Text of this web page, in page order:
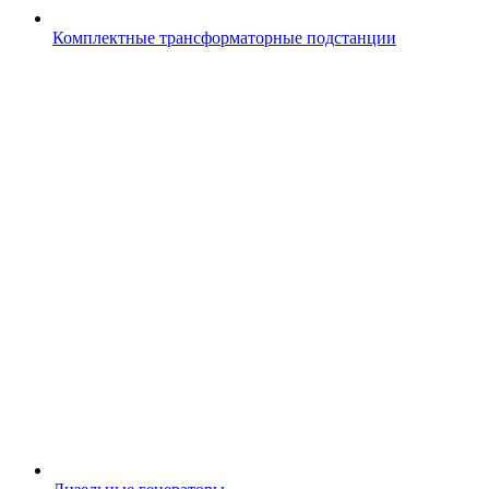
Комплектные трансформаторные подстанции